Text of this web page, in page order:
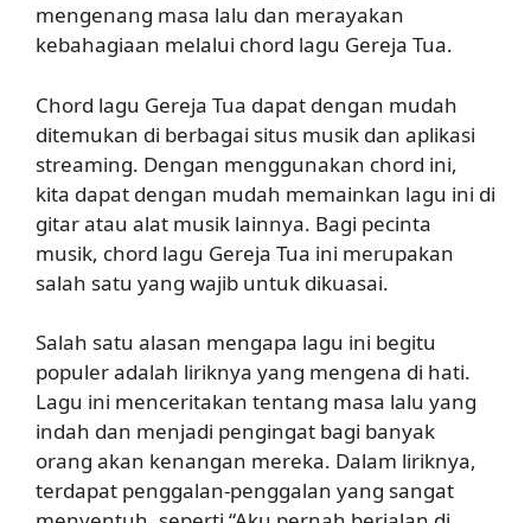
mengenang masa lalu dan merayakan
kebahagiaan melalui chord lagu Gereja Tua.
Chord lagu Gereja Tua dapat dengan mudah
ditemukan di berbagai situs musik dan aplikasi
streaming. Dengan menggunakan chord ini,
kita dapat dengan mudah memainkan lagu ini di
gitar atau alat musik lainnya. Bagi pecinta
musik, chord lagu Gereja Tua ini merupakan
salah satu yang wajib untuk dikuasai.
Salah satu alasan mengapa lagu ini begitu
populer adalah liriknya yang mengena di hati.
Lagu ini menceritakan tentang masa lalu yang
indah dan menjadi pengingat bagi banyak
orang akan kenangan mereka. Dalam liriknya,
terdapat penggalan-penggalan yang sangat